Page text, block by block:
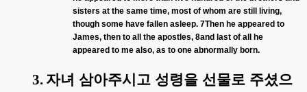
sisters at the same time, most of whom are still living,
though some have fallen asleep. 7Then he appeared to
James, then to all the apostles, 8and last of all he
appeared to me also, as to one abnormally born.
3. 자녀 삼아주시고 성령을 선물로 주셨으